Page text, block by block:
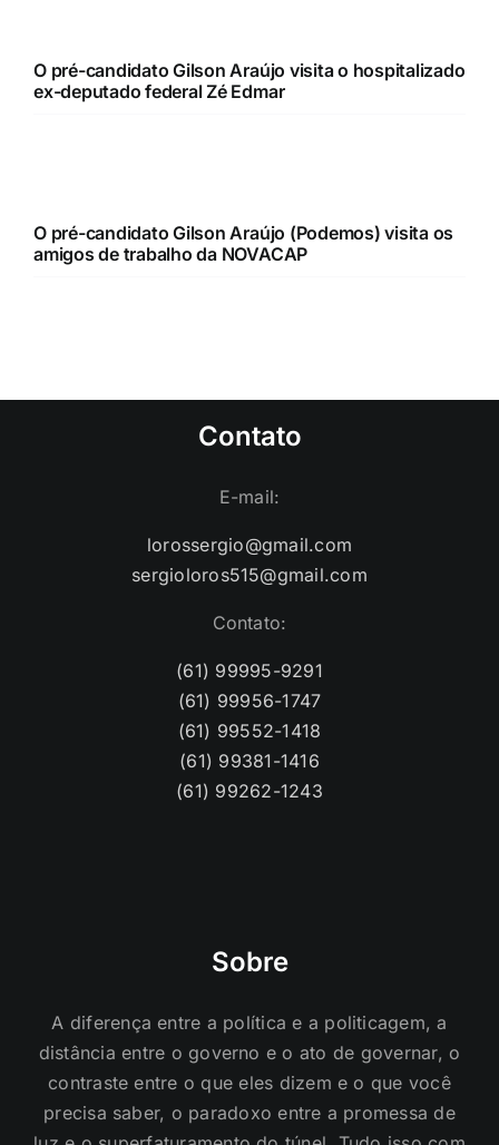
O pré-candidato Gilson Araújo visita o hospitalizado
ex-deputado federal Zé Edmar
O pré-candidato Gilson Araújo (Podemos) visita os
amigos de trabalho da NOVACAP
Contato
E-mail:
lorossergio@gmail.com
sergioloros515@gmail.com
Contato:
(61) 99995-9291
(61) 99956-1747
(61) 99552-1418
(61) 99381-1416
(61) 99262-1243
Sobre
A diferença entre a política e a politicagem, a
distância entre o governo e o ato de governar, o
contraste entre o que eles dizem e o que você
precisa saber, o paradoxo entre a promessa de